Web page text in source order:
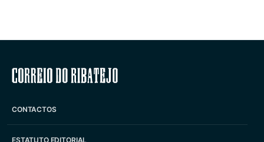
Correio do Ribatejo
CONTACTOS
ESTATUTO EDITORIAL